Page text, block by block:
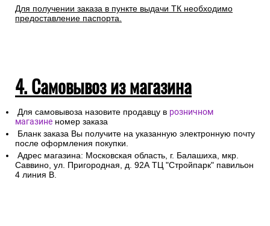
Для получении заказа в пункте выдачи ТК необходимо
предоставление паспорта.
4. Самовывоз из магазина
Для самовывоза назовите продавцу в розничном
магазине номер заказа
Бланк заказа Вы получите на указанную электронную почту
после оформления покупки.
Адрес магазина: Московская область, г. Балашиха, мкр.
Саввино, ул. Пригородная, д. 92А ТЦ "Стройпарк" павильон
4 линия В.